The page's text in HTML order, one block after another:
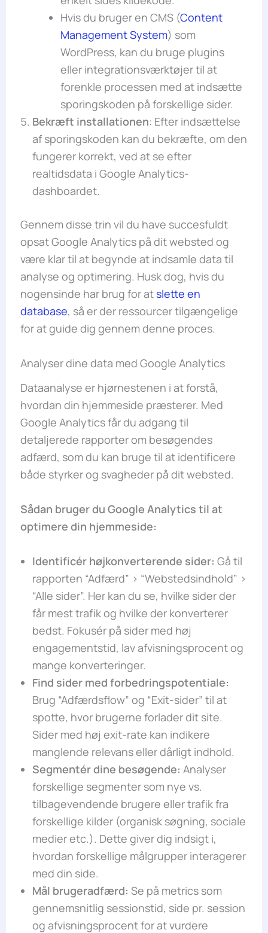
Hvis du bruger en CMS (Content
Management System) som
WordPress, kan du bruge plugins
eller integrationsværktøjer til at
forenkle processen med at indsætte
sporingskoden på forskellige sider.
Bekræft installationen: Efter indsættelse
af sporingskoden kan du bekræfte, om den
fungerer korrekt, ved at se efter
realtidsdata i Google Analytics-
dashboardet.
Gennem disse trin vil du have succesfuldt
opsat Google Analytics på dit websted og
være klar til at begynde at indsamle data til
analyse og optimering. Husk dog, hvis du
nogensinde har brug for at slette en
database, så er der ressourcer tilgængelige
for at guide dig gennem denne proces.
Analyser dine data med Google Analytics
Dataanalyse er hjørnestenen i at forstå,
hvordan din hjemmeside præsterer. Med
Google Analytics får du adgang til
detaljerede rapporter om besøgendes
adfærd, som du kan bruge til at identificere
både styrker og svagheder på dit websted.
Sådan bruger du Google Analytics til at
optimere din hjemmeside:
Identificér højkonverterende sider: Gå til
rapporten “Adfærd” > “Webstedsindhold” >
“Alle sider”. Her kan du se, hvilke sider der
får mest trafik og hvilke der konverterer
bedst. Fokusér på sider med høj
engagementstid, lav afvisningsprocent og
mange konverteringer.
Find sider med forbedringspotentiale:
Brug “Adfærdsflow” og “Exit-sider” til at
spotte, hvor brugerne forlader dit site.
Sider med høj exit-rate kan indikere
manglende relevans eller dårligt indhold.
Segmentér dine besøgende: Analyser
forskellige segmenter som nye vs.
tilbagevendende brugere eller trafik fra
forskellige kilder (organisk søgning, sociale
medier etc.). Dette giver dig indsigt i,
hvordan forskellige målgrupper interagerer
med din side.
Mål brugeradfærd: Se på metrics som
gennemsnitlig sessionstid, side pr. session
og afvisningsprocent for at vurdere